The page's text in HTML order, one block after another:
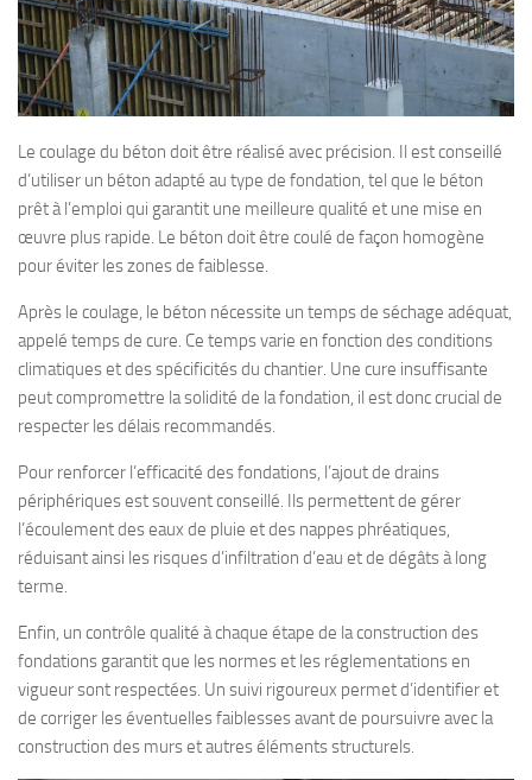
Le coulage du béton doit être réalisé avec précision. Il est conseillé
d’utiliser un béton adapté au type de fondation, tel que le béton
prêt à l’emploi qui garantit une meilleure qualité et une mise en
œuvre plus rapide. Le béton doit être coulé de façon homogène
pour éviter les zones de faiblesse.
Après le coulage, le béton nécessite un temps de séchage adéquat,
appelé temps de cure. Ce temps varie en fonction des conditions
climatiques et des spécificités du chantier. Une cure insuffisante
peut compromettre la solidité de la fondation, il est donc crucial de
respecter les délais recommandés.
Pour renforcer l’efficacité des fondations, l’ajout de drains
périphériques est souvent conseillé. Ils permettent de gérer
l’écoulement des eaux de pluie et des nappes phréatiques,
réduisant ainsi les risques d’infiltration d’eau et de dégâts à long
terme.
Enfin, un contrôle qualité à chaque étape de la construction des
fondations garantit que les normes et les réglementations en
vigueur sont respectées. Un suivi rigoureux permet d’identifier et
de corriger les éventuelles faiblesses avant de poursuivre avec la
construction des murs et autres éléments structurels.